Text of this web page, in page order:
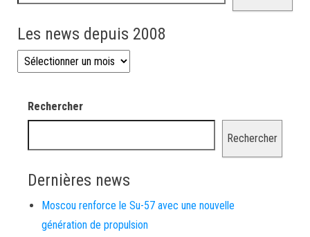
Les news depuis 2008
Les news depuis 2008
Rechercher
Rechercher
Dernières news
Moscou renforce le Su-57 avec une nouvelle
génération de propulsion